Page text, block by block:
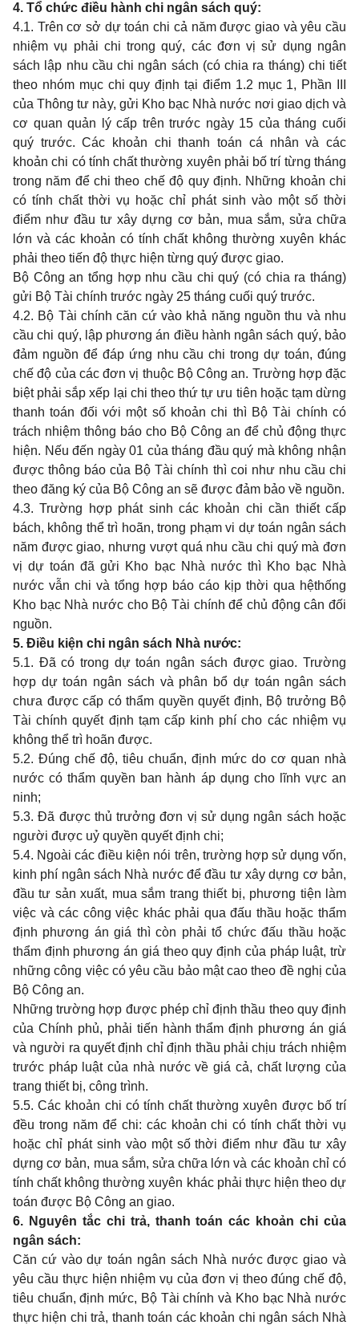
4. Tổ chức điều hành chi ngân sách quý:
4.1. Trên cơ sở dự toán chi cả năm được giao và yêu cầu
nhiệm vụ phải chi trong quý, các đơn vị sử dụng ngân
sách lập nhu cầu chi ngân sách (có chia ra tháng) chi tiết
theo nhóm mục chi quy định tại điểm 1.2 mục 1, Phần III
của Thông tư này, gửi Kho bạc Nhà nước nơi giao dịch và
cơ quan quản lý cấp trên trước ngày 15 của tháng cuối
quý trước. Các khoản chi thanh toán cá nhân và các
khoản chi có tính chất thường xuyên phải bố trí từng tháng
trong năm để chi theo chế độ quy định. Những khoản chi
có tính chất thời vụ hoặc chỉ phát sinh vào một số thời
điểm như đầu tư xây dựng cơ bản, mua sắm, sửa chữa
lớn và các khoản có tính chất không thường xuyên khác
phải theo tiến độ thực hiện từng quý được giao.
Bộ Công an tổng hợp nhu cầu chi quý (có chia ra tháng)
gửi Bộ Tài chính trước ngày 25 tháng cuối quý trước.
4.2. Bộ Tài chính căn cứ vào khả năng nguồn thu và nhu
cầu chi quý, lập phương án điều hành ngân sách quý, bảo
đảm nguồn để đáp ứng nhu cầu chi trong dự toán, đúng
chế độ của các đơn vị thuộc Bộ Công an. Trường hợp đặc
biệt phải sắp xếp lại chi theo thứ tự ưu tiên hoặc tạm dừng
thanh toán đối với một số khoản chi thì Bộ Tài chính có
trách nhiệm thông báo cho Bộ Công an để chủ động thực
hiện. Nếu đến ngày 01 của tháng đầu quý mà không nhận
được thông báo của Bộ Tài chính thì coi như nhu cầu chi
theo đăng ký của Bộ Công an sẽ được đảm bảo về nguồn.
4.3. Trường hợp phát sinh các khoản chi cần thiết cấp
bách, không thể trì hoãn, trong phạm vi dự toán ngân sách
năm được giao, nhưng vượt quá nhu cầu chi quý mà đơn
vị dự toán đã gửi Kho bạc Nhà nước thì Kho bạc Nhà
nước vẫn chi và tổng hợp báo cáo kịp thời qua hệthống
Kho bạc Nhà nước cho Bộ Tài chính để chủ động cân đối
nguồn.
5. Điều kiện chi ngân sách Nhà nước:
5.1. Đã có trong dự toán ngân sách được giao. Trường
hợp dự toán ngân sách và phân bổ dự toán ngân sách
chưa được cấp có thẩm quyền quyết định, Bộ trưởng Bộ
Tài chính quyết định tạm cấp kinh phí cho các nhiệm vụ
không thể trì hoãn được.
5.2. Đúng chế độ, tiêu chuẩn, định mức do cơ quan nhà
nước có thẩm quyền ban hành áp dụng cho lĩnh vực an
ninh;
5.3. Đã được thủ trưởng đơn vị sử dụng ngân sách hoặc
người được uỷ quyền quyết định chi;
5.4. Ngoài các điều kiện nói trên, trường hợp sử dụng vốn,
kinh phí ngân sách Nhà nước để đầu tư xây dựng cơ bản,
đầu tư sản xuất, mua sắm trang thiết bị, phương tiện làm
việc và các công việc khác phải qua đấu thầu hoặc thẩm
định phương án giá thì còn phải tổ chức đấu thầu hoặc
thẩm định phương án giá theo quy định của pháp luật, trừ
những công việc có yêu cầu bảo mật cao theo đề nghị của
Bộ Công an.
Những trường hợp được phép chỉ định thầu theo quy định
của Chính phủ, phải tiến hành thẩm định phương án giá
và người ra quyết định chỉ định thầu phải chịu trách nhiệm
trước pháp luật của nhà nước về giá cả, chất lượng của
trang thiết bị, công trình.
5.5. Các khoản chi có tính chất thường xuyên được bố trí
đều trong năm để chi: các khoản chi có tính chất thời vụ
hoặc chỉ phát sinh vào một số thời điểm như đầu tư xây
dựng cơ bản, mua sắm, sửa chữa lớn và các khoản chỉ có
tính chất không thường xuyên khác phải thực hiện theo dự
toán được Bộ Công an giao.
6. Nguyên tắc chi trả, thanh toán các khoản chi của
ngân sách:
Căn cứ vào dự toán ngân sách Nhà nước được giao và
yêu cầu thực hiện nhiệm vụ của đơn vị theo đúng chế độ,
tiêu chuẩn, định mức, Bộ Tài chính và Kho bạc Nhà nước
thực hiện chi trả, thanh toán các khoản chi ngân sách Nhà